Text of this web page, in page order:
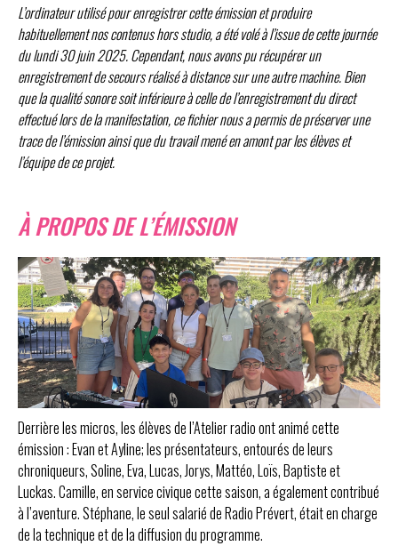
L’ordinateur utilisé pour enregistrer cette émission et produire
habituellement nos contenus hors studio, a été volé à l’issue de cette journée
du lundi 30 juin 2025. Cependant, nous avons pu récupérer un
enregistrement de secours réalisé à distance sur une autre machine. Bien
que la qualité sonore soit inférieure à celle de l’enregistrement du direct
effectué lors de la manifestation, ce fichier nous a permis de préserver une
trace de l’émission ainsi que du travail mené en amont par les élèves et
l’équipe de ce projet.
À PROPOS DE L’ÉMISSION
Derrière les micros, les élèves de l’Atelier radio ont animé cette
émission : Evan et Ayline; les présentateurs, entourés de leurs
chroniqueurs, Soline, Eva, Lucas, Jorys, Mattéo, Loïs, Baptiste et
Luckas. Camille, en service civique cette saison, a également contribué
à l’aventure. Stéphane, le seul salarié de Radio Prévert, était en charge
de la technique et de la diffusion du programme.